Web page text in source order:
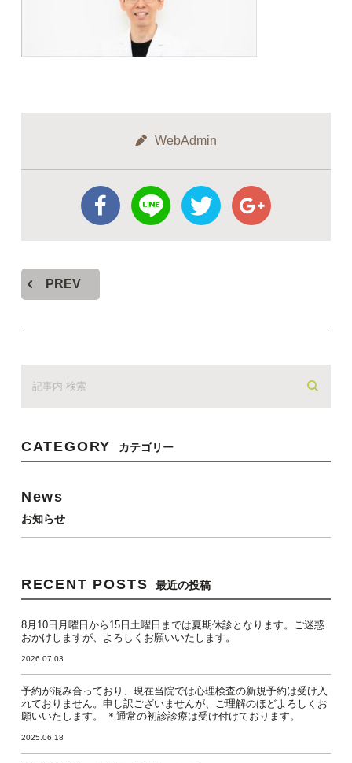
WebAdmin
PREV
CATEGORY カテゴリー
News
お知らせ
RECENT POSTS 最近の投稿
8月10日月曜日から15日土曜日までは夏期休診となります。ご迷惑
おかけしますが、よろしくお願いいたします。
2026.07.03
予約が混み合っており、現在当院では心理検査の新規予約は受け入
れておりません。申し訳ございませんが、ご理解のほどよろしくお
願いいたします。 ＊通常の初診診療は受け付けております。
2025.06.18